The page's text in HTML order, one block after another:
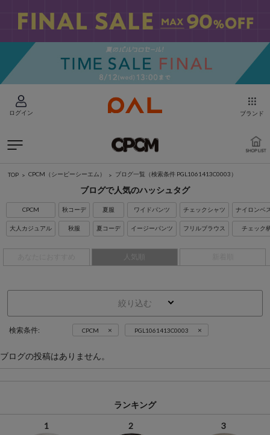
ログイン ブランド
TOP CPCM（シーピーシーエム） ブログ一覧 （検索条件 PGL1061413C0003）
ブログで人気のハッシュタグ
CPCM
大人カジュアル
秋コーデ
秋服
夏服
夏コーデ
ワイドパンツ
イージーパンツ
チェックシャツ
フリルブラウス
ナイロンベ
チェック
人気順
絞り込む
検索条件: CPCM × PGL1061413C0003 ×
ブログの投稿はありません。
ランキング
1 2 3